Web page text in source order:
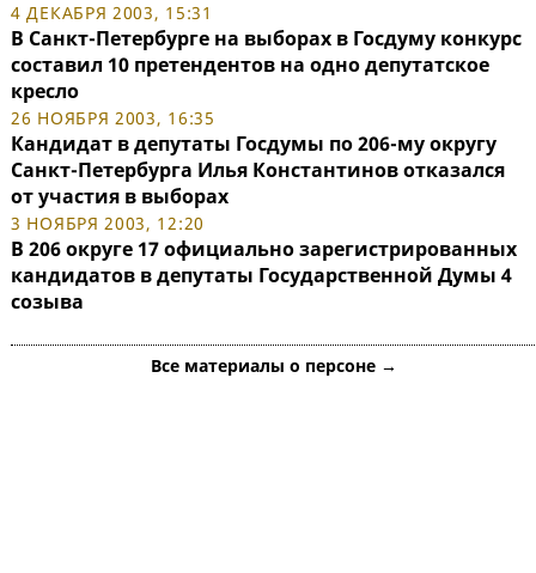
4 ДЕКАБРЯ 2003, 15:31
В Санкт-Петербурге на выборах в Госдуму конкурс
составил 10 претендентов на одно депутатское
кресло
26 НОЯБРЯ 2003, 16:35
Кандидат в депутаты Госдумы по 206-му округу
Санкт-Петербурга Илья Константинов отказался
от участия в выборах
3 НОЯБРЯ 2003, 12:20
В 206 округе 17 официально зарегистрированных
кандидатов в депутаты Государственной Думы 4
созыва
Все материалы о персоне →